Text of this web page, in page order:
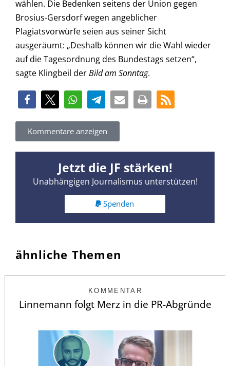
wählen. Die Bedenken seitens der Union gegen
Brosius-Gersdorf wegen angeblicher
Plagiatsvorwürfe seien aus seiner Sicht
ausgeräumt: „Deshalb können wir die Wahl wieder
auf die Tagesordnung des Bundestags setzen“,
sagte Klingbeil derBild am Sonntag.
Kommentare anzeigen
Jetzt die JF stärken!
Unabhängigen Journalismus unterstützen!
Spenden
ähnliche Themen
KOMMENTAR
Linnemann folgt Merz in die PR-Abgründe